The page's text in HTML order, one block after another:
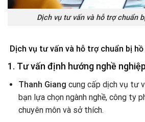
Dịch vụ tư vấn và hỗ trợ chuẩn
Dịch vụ tư vấn và hỗ trợ chuẩn bị
1. Tư vấn định hướng nghề
Thanh Giang cung cấp dịch vụ tư
bạn lựa chọn ngành nghề, công ty
chuyên môn và sở thích.